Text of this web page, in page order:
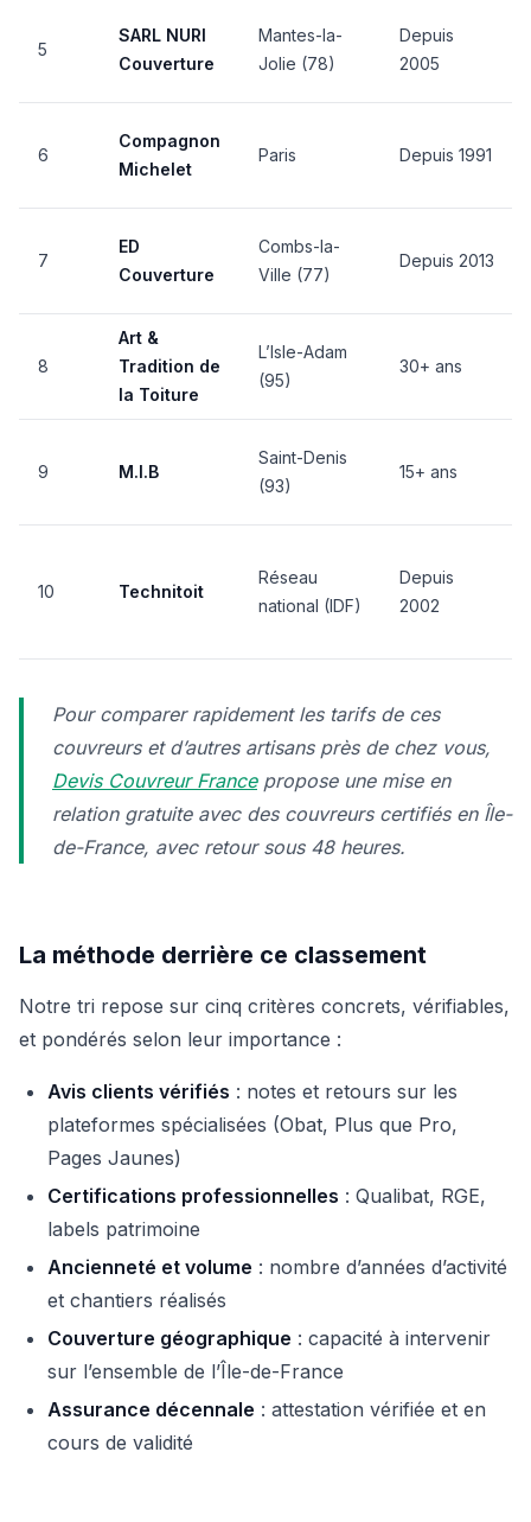
5
SARL NURI
Couverture
Mantes-la-
Jolie (78)
Depuis
2005
6
Compagnon
Michelet
Paris Depuis 1991
7
ED
Couverture
Combs-la-
Ville (77)
Depuis 2013
8
Art &
Tradition de
la Toiture
L’Isle-Adam
(95)
30+ ans
9 M.I.B
Saint-Denis
(93)
15+ ans
10 Technitoit
Réseau
national (IDF)
Depuis
2002
Pour comparer rapidement les tarifs de ces
couvreurs et d’autres artisans près de chez vous,
Devis Couvreur Francepropose une mise en
relation gratuite avec des couvreurs certifiés en Île-
de-France, avec retour sous 48 heures.
La méthode derrière ce classement
Notre tri repose sur cinq critères concrets, vérifiables,
et pondérés selon leur importance :
Avis clients vérifiés : notes et retours sur les
plateformes spécialisées (Obat, Plus que Pro,
Pages Jaunes)
Certifications professionnelles : Qualibat, RGE,
labels patrimoine
Ancienneté et volume : nombre d’années d’activité
et chantiers réalisés
Couverture géographique : capacité à intervenir
sur l’ensemble de l’Île-de-France
Assurance décennale : attestation vérifiée et en
cours de validité